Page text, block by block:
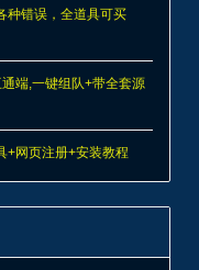
种错误，全道具可买
端,一键组队+带全套源
+网页注册+安装教程